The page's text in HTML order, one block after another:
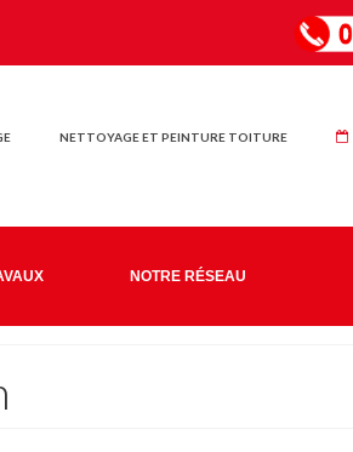
NETTOYAGE ET PEINTURE TOITURE
NOTRE RÉSEAU